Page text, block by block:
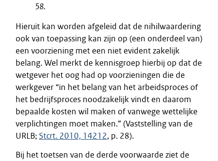
58.
Hieruit kan worden afgeleid dat de nihilwaardering
ook van toepassing kan zijn op (een onderdeel van)
een voorziening met een niet evident zakelijk
belang. Wel merkt de kennisgroep hierbij op dat de
wetgever het oog had op voorzieningen die de
werkgever “in het belang van het arbeidsproces of
het bedrijfsproces noodzakelijk vindt en daarom
bepaalde kosten wil maken of vanwege wettelijke
verplichtingen moet maken.” (Vaststelling van de
URLB; Stcrt. 2010, 14212, p. 28).
Bij het toetsen van de derde voorwaarde ziet de